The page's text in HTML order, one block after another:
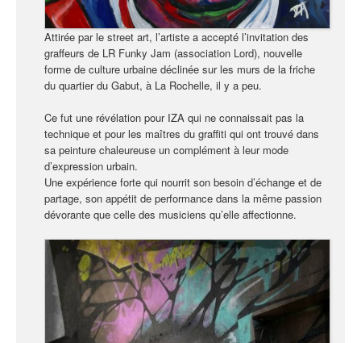
Attirée par le street art, l’artiste a accepté l’invitation des
graffeurs de LR Funky Jam (association Lord), nouvelle
forme de culture urbaine déclinée sur les murs de la friche
du quartier du Gabut, à La Rochelle, il y a peu.
Ce fut une révélation pour IZA qui ne connaissait pas la
technique et pour les maîtres du graffiti qui ont trouvé dans
sa peinture chaleureuse un complément à leur mode
d’expression urbain.
Une expérience forte qui nourrit son besoin d’échange et de
partage, son appétit de performance dans la même passion
dévorante que celle des musiciens qu’elle affectionne.